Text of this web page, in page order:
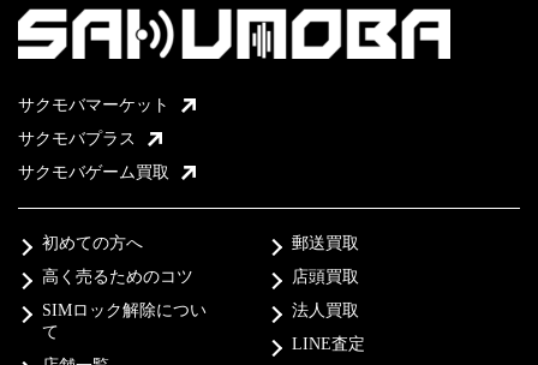
サクモバマーケット
サクモバプラス
サクモバゲーム買取
初めての方へ
高く売るためのコツ
SIMロック解除につい
て
郵送買取
店頭買取
法人買取
LINE査定